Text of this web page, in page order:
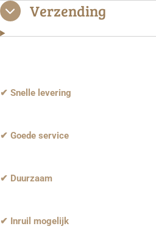
Verzending
✔ Snelle levering
✔ Goede service
✔ Duurzaam
✔ Inruil mogelijk